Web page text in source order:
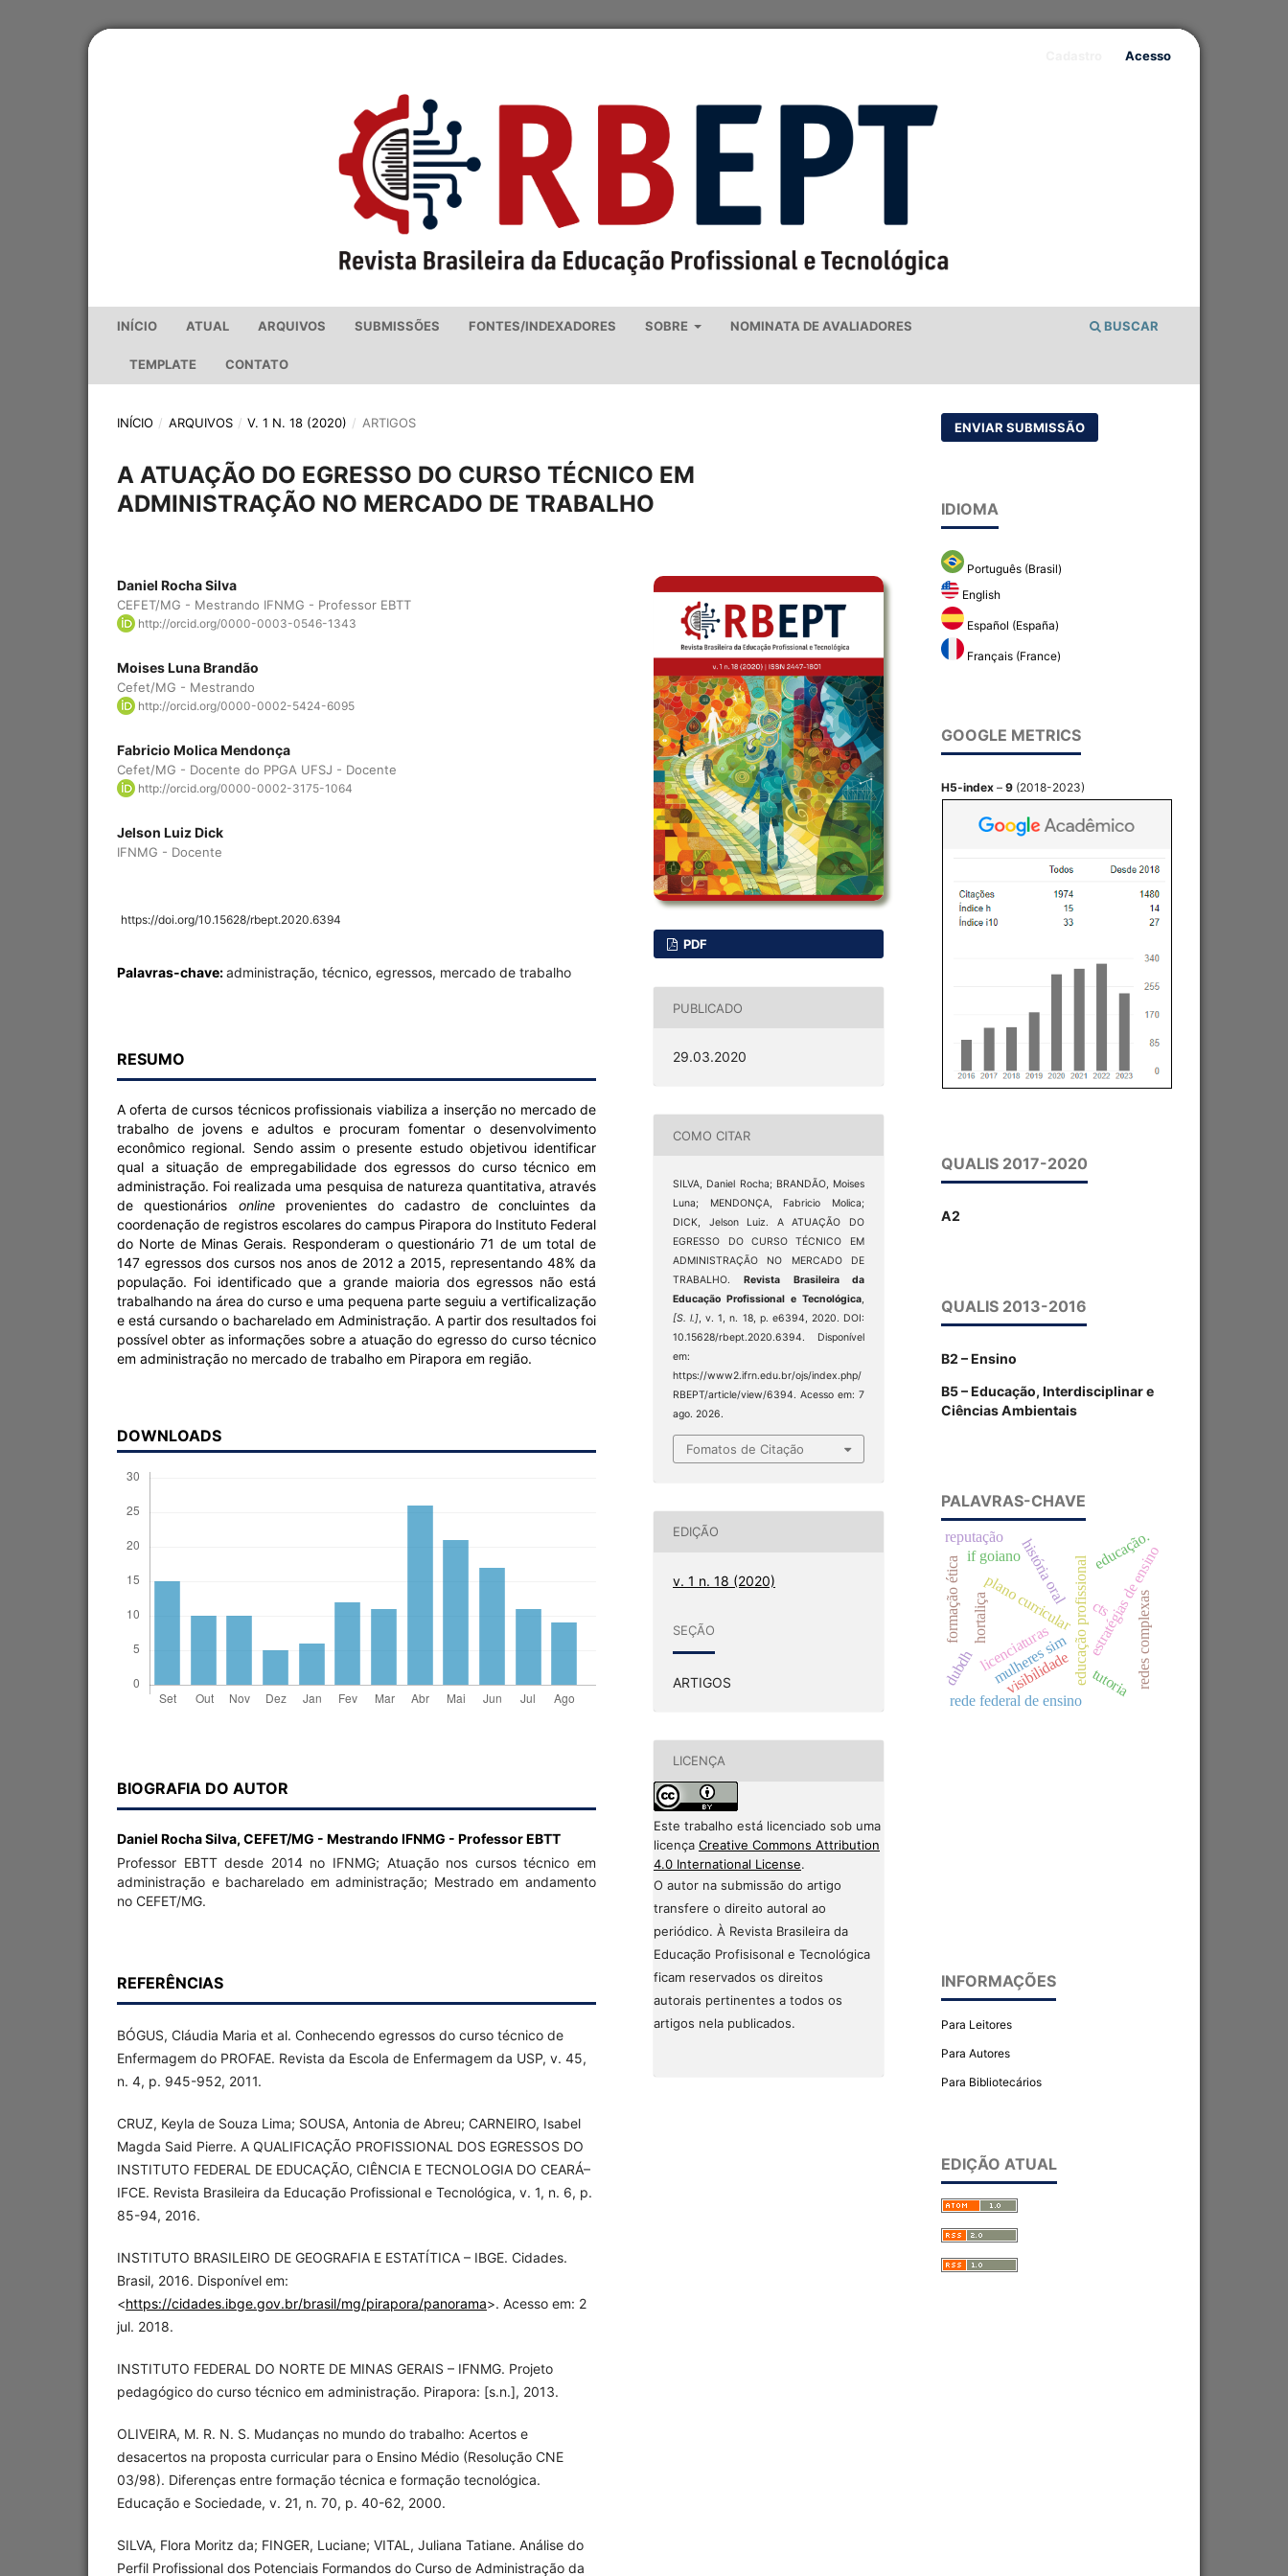
INÍCIO ATUAL ARQUIVOS SUBMISSÕES FONTES/INDEXADORES SOBRE NOMINATA DE AVALIADORES
TEMPLATE CONTATO
BUSCAR
Acesso
INÍCIO / ARQUIVOS / V. 1 N. 18 (2020) / ARTIGOS
A ATUAÇÃO DO EGRESSO DO CURSO TÉCNICO EM
ADMINISTRAÇÃO NO MERCADO DE TRABALHO
Daniel Rocha Silva
CEFET/MG - Mestrando IFNMG - Professor EBTT
http://orcid.org/0000-0003-0546-1343
Moises Luna Brandão
Cefet/MG - Mestrando
http://orcid.org/0000-0002-5424-6095
Fabricio Molica Mendonça
Cefet/MG - Docente do PPGA UFSJ - Docente
http://orcid.org/0000-0002-3175-1064
Jelson Luiz Dick
IFNMG - Docente
https://doi.org/10.15628/rbept.2020.6394
Palavras-chave:administração, técnico, egressos, mercado de trabalho
RESUMO
A oferta de cursos técnicos profissionais viabiliza a inserção no mercado de
trabalho de jovens e adultos e procuram fomentar o desenvolvimento
econômico regional. Sendo assim o presente estudo objetivou identificar
qual a situação de empregabilidade dos egressos do curso técnico em
administração. Foi realizada uma pesquisa de natureza quantitativa, através
de questionários onlineprovenientes do cadastro de concluintes da
coordenação de registros escolares do campus Pirapora do Instituto Federal
do Norte de Minas Gerais. Responderam o questionário 71 de um total de
147 egressos dos cursos nos anos de 2012 a 2015, representando 48% da
população. Foi identificado que a grande maioria dos egressos não está
trabalhando na área do curso e uma pequena parte seguiu a vertificalização
e está cursando o bacharelado em Administração. A partir dos resultados foi
possível obter as informações sobre a atuação do egresso do curso técnico
em administração no mercado de trabalho em Pirapora em região.
DOWNLOADS
BIOGRAFIA DO AUTOR
Daniel Rocha Silva, CEFET/MG - Mestrando IFNMG - Professor EBTT
Professor EBTT desde 2014 no IFNMG; Atuação nos cursos técnico em
administração e bacharelado em administração; Mestrado em andamento
no CEFET/MG.
REFERÊNCIAS
BÓGUS, Cláudia Maria et al. Conhecendo egressos do curso técnico de
Enfermagem do PROFAE. Revista da Escola de Enfermagem da USP, v. 45,
n. 4, p. 945-952, 2011.
CRUZ, Keyla de Souza Lima; SOUSA, Antonia de Abreu; CARNEIRO, Isabel
Magda Said Pierre. A QUALIFICAÇÃO PROFISSIONAL DOS EGRESSOS DO
INSTITUTO FEDERAL DE EDUCAÇÃO, CIÊNCIA E TECNOLOGIA DO CEARÁ–
IFCE. Revista Brasileira da Educação Profissional e Tecnológica, v. 1, n. 6, p.
85-94, 2016.
INSTITUTO BRASILEIRO DE GEOGRAFIA E ESTATÍTICA – IBGE. Cidades.
Brasil, 2016. Disponível em:
<https://cidades.ibge.gov.br/brasil/mg/pirapora/panorama>. Acesso em: 2
jul. 2018.
INSTITUTO FEDERAL DO NORTE DE MINAS GERAIS – IFNMG. Projeto
pedagógico do curso técnico em administração. Pirapora: [s.n.], 2013.
OLIVEIRA, M. R. N. S. Mudanças no mundo do trabalho: Acertos e
desacertos na proposta curricular para o Ensino Médio (Resolução CNE
03/98). Diferenças entre formação técnica e formação tecnológica.
Educação e Sociedade, v. 21, n. 70, p. 40-62, 2000.
SILVA, Flora Moritz da; FINGER, Luciane; VITAL, Juliana Tatiane. Análise do
Perfil Profissional dos Potenciais Formandos do Curso de Administração da
PDF
PUBLICADO
29.03.2020
COMO CITAR
SILVA, Daniel Rocha; BRANDÃO, Moises
Luna; MENDONÇA, Fabricio Molica;
DICK, Jelson Luiz. A ATUAÇÃO DO
EGRESSO DO CURSO TÉCNICO EM
ADMINISTRAÇÃO NO MERCADO DE
TRABALHO.Revista Brasileira da
Educação Profissional e Tecnológica,
[S. l.], v. 1, n. 18, p. e6394, 2020. DOI:
10.15628/rbept.2020.6394. Disponível
em:
https://www2.ifrn.edu.br/ojs/index.php/
RBEPT/article/view/6394. Acesso em: 7
ago. 2026.
Fomatos de Citação
EDIÇÃO
v. 1 n. 18 (2020)
SEÇÃO
ARTIGOS
LICENÇA
Este trabalho está licenciado sob uma
licença Creative Commons Attribution
4.0 International License.
O autor na submissão do artigo
transfere o direito autoral ao
periódico. À Revista Brasileira da
Educação Profisisonal e Tecnológica
ficam reservados os direitos
autorais pertinentes a todos os
artigos nela publicados.
ENVIAR SUBMISSÃO
IDIOMA
Português (Brasil)
English
Español (España)
Français (France)
GOOGLE METRICS
H5-index – 9 (2018-2023)
QUALIS 2017-2020
A2
QUALIS 2013-2016
B2 – Ensino
B5 – Educação, Interdisciplinar e
Ciências Ambientais
PALAVRAS-CHAVE
educação profissionalestratégias de ensino
redes complexas
plano curricular
história oral educação.
mulheres sim
rede federal de ensino
hortaliça
licenciaturas
if goiano
reputação
dubdh
formação ética
tutoria
cts
visibilidade
INFORMAÇÕES
Para Leitores
Para Autores
Para Bibliotecários
EDIÇÃO ATUAL